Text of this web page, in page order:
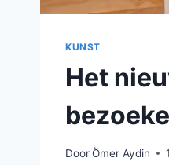
KUNST
Het
DoorÖmer Aydin